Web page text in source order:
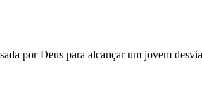
por Deus para alcançar um jovem